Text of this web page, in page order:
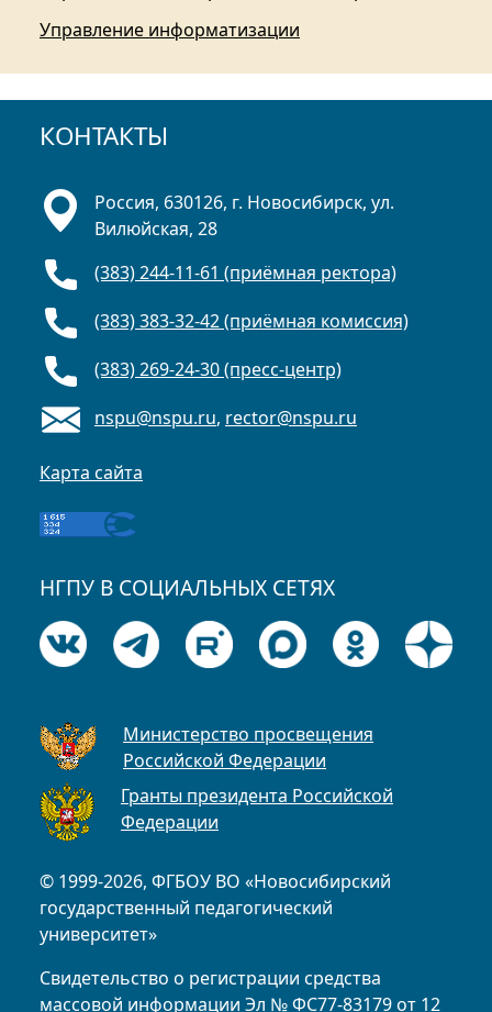
Управление информатизации
КОНТАКТЫ
© 1999-2026, ФГБОУ ВО «Новосибирский
государственный педагогический
университет»
Свидетельство о регистрации средства
массовой информации Эл № ФС77-83179 от 12
Россия, 630126, г. Новосибирск, ул.
Вилюйская, 28
(383) 244-11-61 (приёмная ректора)
(383) 383-32-42 (приёмная комиссия)
(383) 269-24-30 (пресс-центр)
nspu@nspu.ru, rector@nspu.ru
Карта сайта
НГПУ В СОЦИАЛЬНЫХ СЕТЯХ
Министерство просвещения
Российской Федерации
Гранты президента Российской
Федерации